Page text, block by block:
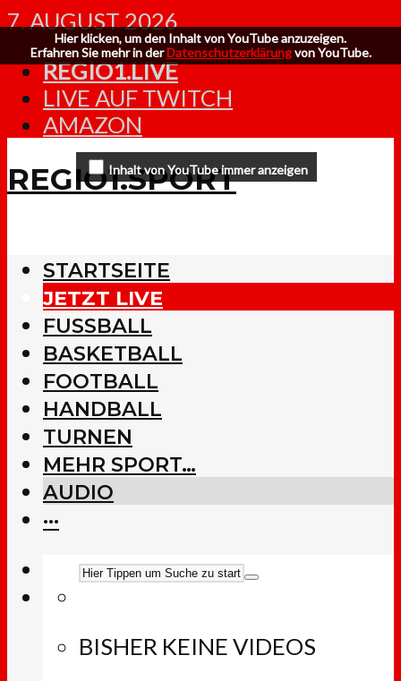
7. AUGUST 2026
REGIO1.LIVE
LIVE AUF TWITCH
AMAZON
REGIO1.SPORT
STARTSEITE
JETZT LIVE
FUSSBALL
BASKETBALL
FOOTBALL
HANDBALL
TURNEN
MEHR SPORT…
AUDIO
···
BISHER KEINE VIDEOS
Hier klicken, um den Inhalt von YouTube anzuzeigen.
Erfahren Sie mehr in derDatenschutzerklärungvon YouTube.
Inhalt von YouTube immer anzeigen